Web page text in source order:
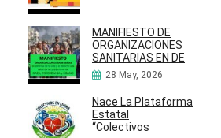
MANIFIESTO DE
ORGANIZACIONES
SANITARIAS EN DE
28 May, 2026
Nace La Plataforma
Estatal
“Colectivos